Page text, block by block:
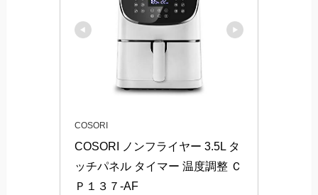
COSORI
COSORI ノンフライヤー 3.5L タ
ッチパネル タイマー 温度調整 Ｃ
Ｐ１３７-AF